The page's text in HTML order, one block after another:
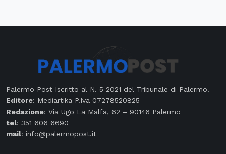
Palermo Post Iscritto al N. 5 2021 del Tribunale di Palermo.
Editore: Mediartika P.Iva 07278520825
Redazione: Via Ugo La Malfa, 62 – 90146 Palermo
tel: 351 606 6690
mail: info@palermopost.it